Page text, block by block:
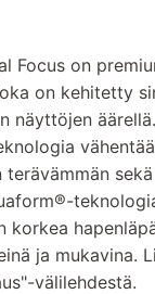
Focus on
on kehitetty
näyttöjen
terävämmän
korkea
ja mukavina.
välilehdestä.